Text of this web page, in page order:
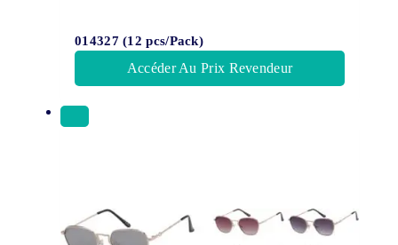
014327 (12 pcs/Pack)
Accéder Au Prix Revendeur